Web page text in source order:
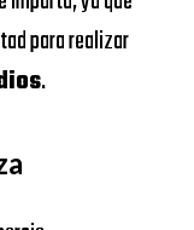
para realizar
.